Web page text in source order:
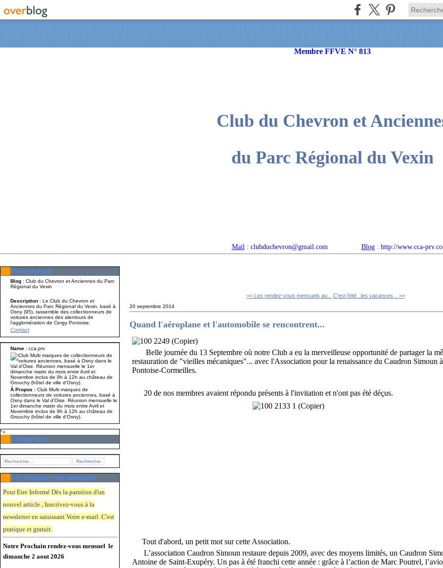
Membre FFVE N° 813
Club du Chevron et
du Parc Régional du Vexin
Mail : clubduchevron@gmail.com Blog: http://www.cca-
Présentation
Blog : Club du Chevron et Anciennes du Parc
Régional du Vexin
Description: Le Club du Chevron et
Anciennes du Parc Régional du Vexin, basé à
Osny (95), rassemble des collectionneurs de
voitures anciennes des alentours de
l'agglomération de Cergy Pontoise.
Contact
Name :cca.prv
À Propos :Club Multi marques de
collectionneurs de voitures anciennes, basé à
Osny dans le Val d'Oise. Réunion mensuelle le
1er dimanche matin du mois entre Avril et
Novembre inclus de 9h à 12h au château de
Grouchy (hôtel de ville d'Osny).
">
Compteurs
Les Rendez-vous mensuels
Pour Etre Informé Dès la parution d'un
nouvel article , Inscrivez-vous à la
newsletter en saisissant Votre e-mail. C'est
pratique et gratuit.
Notre Prochain rendez-vous mensuel le
dimanche 2 aout 2026
<< Les rendez-vous mensuels au... C'est l'été...les vacances... >>
20 septembre 2014
Quand l'aéroplane et l'automobile se rencontrent...
Belle journée du 13 Septembre où notre Club a eu la merveilleuse opportunité de partager la
restauration de "vieilles mécaniques"... avec l'Association pour la renaissance du Caudron Simoun
Pontoise-Cormeilles.
20 de nos membres avaient répondu présents à l'invitation et n'ont pas été déçus.
Tout d'abord, un petit mot sur cette Association.
L’association Caudron Simoun restaure depuis 2009, avec des moyens limités, un Caudron
Antoine de Saint-Exupéry. Un pas à été franchi cette année : grâce à l’action de Marc Poutrel,